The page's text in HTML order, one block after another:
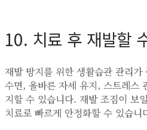
10. 치료 후 재발할
재발 방지를 위한 생활습관 관리
수면, 올바른 자세 유지, 스트레스
지할 수 있습니다. 재발 조짐이 보
치료로 빠르게 안정화할 수 있습니